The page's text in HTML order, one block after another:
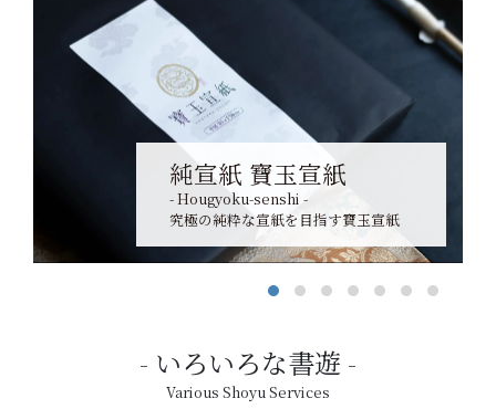
純宣紙 寶玉宣紙
- Hougyoku-senshi -
究極の純粋な宣紙を目指す寶玉宣紙
いろいろな書遊
Various Shoyu Services